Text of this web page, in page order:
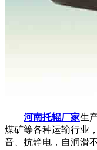
河南托辊厂家生
煤矿等各种运输行业
音、抗静电，自润滑